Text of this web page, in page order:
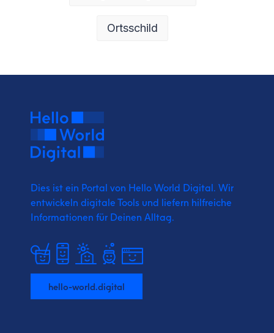
Ortsschild
Dies ist ein Portal von Hello World Digital. Wir
entwickeln digitale Tools und liefern hilfreiche
Informationen für Deinen Alltag.
hello-world.digital